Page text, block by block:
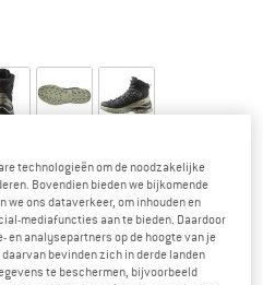
Informatie over de
Black
technologieën om de noodzakelijke
Bovendien bieden we bijkomende
ons dataverkeer, om inhouden en
mediafuncties aan te bieden. Daardoor
en analysepartners op de hoogte van je
bevinden zich in derde landen
te beschermen, bijvoorbeeld